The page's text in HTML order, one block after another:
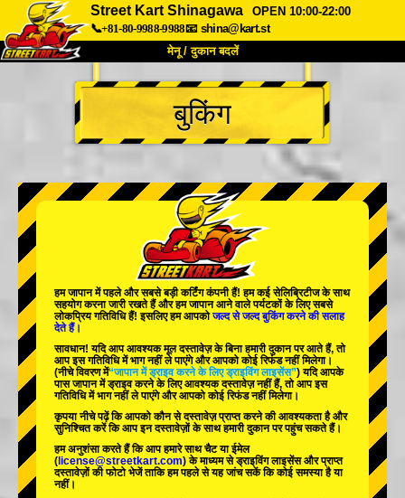
Street Kart Shinagawa
OPEN 10:00-22:00
📞+81-80-9988-9988📧 shina@kart.st
मेनू / दुकान बदलें
TOP
हमारे बारे में विशेषताएँ कीमत
कंपनी बुकिंग
शाखा बदलें
टोक्यो अकीहबारा#2
टोक्यो शिबुया एनेक्स टोक्यो बे
टोक्यो असाकुसा
ओकिनावा
बुकिंग
हम जापान मेंपहलेऔरसबसे बड़ी कर्टिंग कंपनीहैं! हमकई सेलिब्रिटीजके साथ
सहयोग करना जारी रखते हैं और हम जापान आने वाले पर्यटकों के लिएसबसे
लोकप्रिय गतिविधिहैं! इसलिए हम आपकोजल्द से जल्द बुकिंग करने की सलाह
देते हैं।
सावधान! यदि आप आवश्यक मूल दस्तावेज़ के बिना हमारी दुकान पर आते हैं, तो
आप इस गतिविधि में भाग नहीं ले पाएंगे और आपको कोई रिफंड नहीं मिलेगा।
(नीचे विवरण में“जापान में ड्राइव करने के लिए ड्राइविंग लाइसेंस”) यदि आपके
पास जापान में ड्राइव करने के लिए आवश्यक दस्तावेज़ नहीं हैं, तो आप इस
गतिविधि में भाग नहीं ले पाएंगे और आपको कोई रिफंड नहीं मिलेगा।
कृपया नीचे पढ़ें कि आपको कौन से दस्तावेज़ प्राप्त करने की आवश्यकता है और
सुनिश्चित करें कि आप इन दस्तावेज़ों के साथ हमारी दुकान पर पहुंच सकते हैं।
हम अनुशंसा करते हैं कि आप हमारे साथ चैट या ईमेल
( license@streetkart.com) के माध्यम से ड्राइविंग लाइसेंस और प्राप्त
दस्तावेज़ों की फोटो भेजें ताकि हम पहले से यह जांच सकें कि कोई समस्या है या
नहीं।